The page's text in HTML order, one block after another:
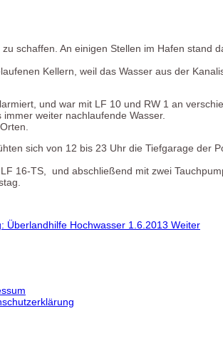
schaffen. An einigen Stellen im Hafen stand
Kellern, weil das Wasser aus der
und war mit LF 10 und RW 1 an
weiter nachlaufende Wasser.
sich von 12 bis 23 Uhr die Tiefgarage der
16-TS, und abschließend mit zwei
Überlandhilfe Hochwasser 1.6.2013 Weiter